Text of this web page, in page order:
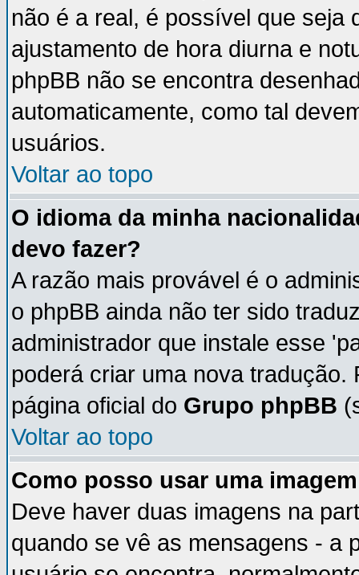
não é a real, é possível que seja
ajustamento de hora diurna e
phpBB não se encontra
automaticamente, como tal
usuários.
Voltar ao topo
O idioma da minha
devo fazer?
A razão mais provável é o
o phpBB ainda não ter sido
administrador que instale esse
poderá criar uma nova
página oficial do Grupo phpBB
Voltar ao topo
Como posso usar uma
Deve haver duas imagens na
quando se vê as mensagens - a